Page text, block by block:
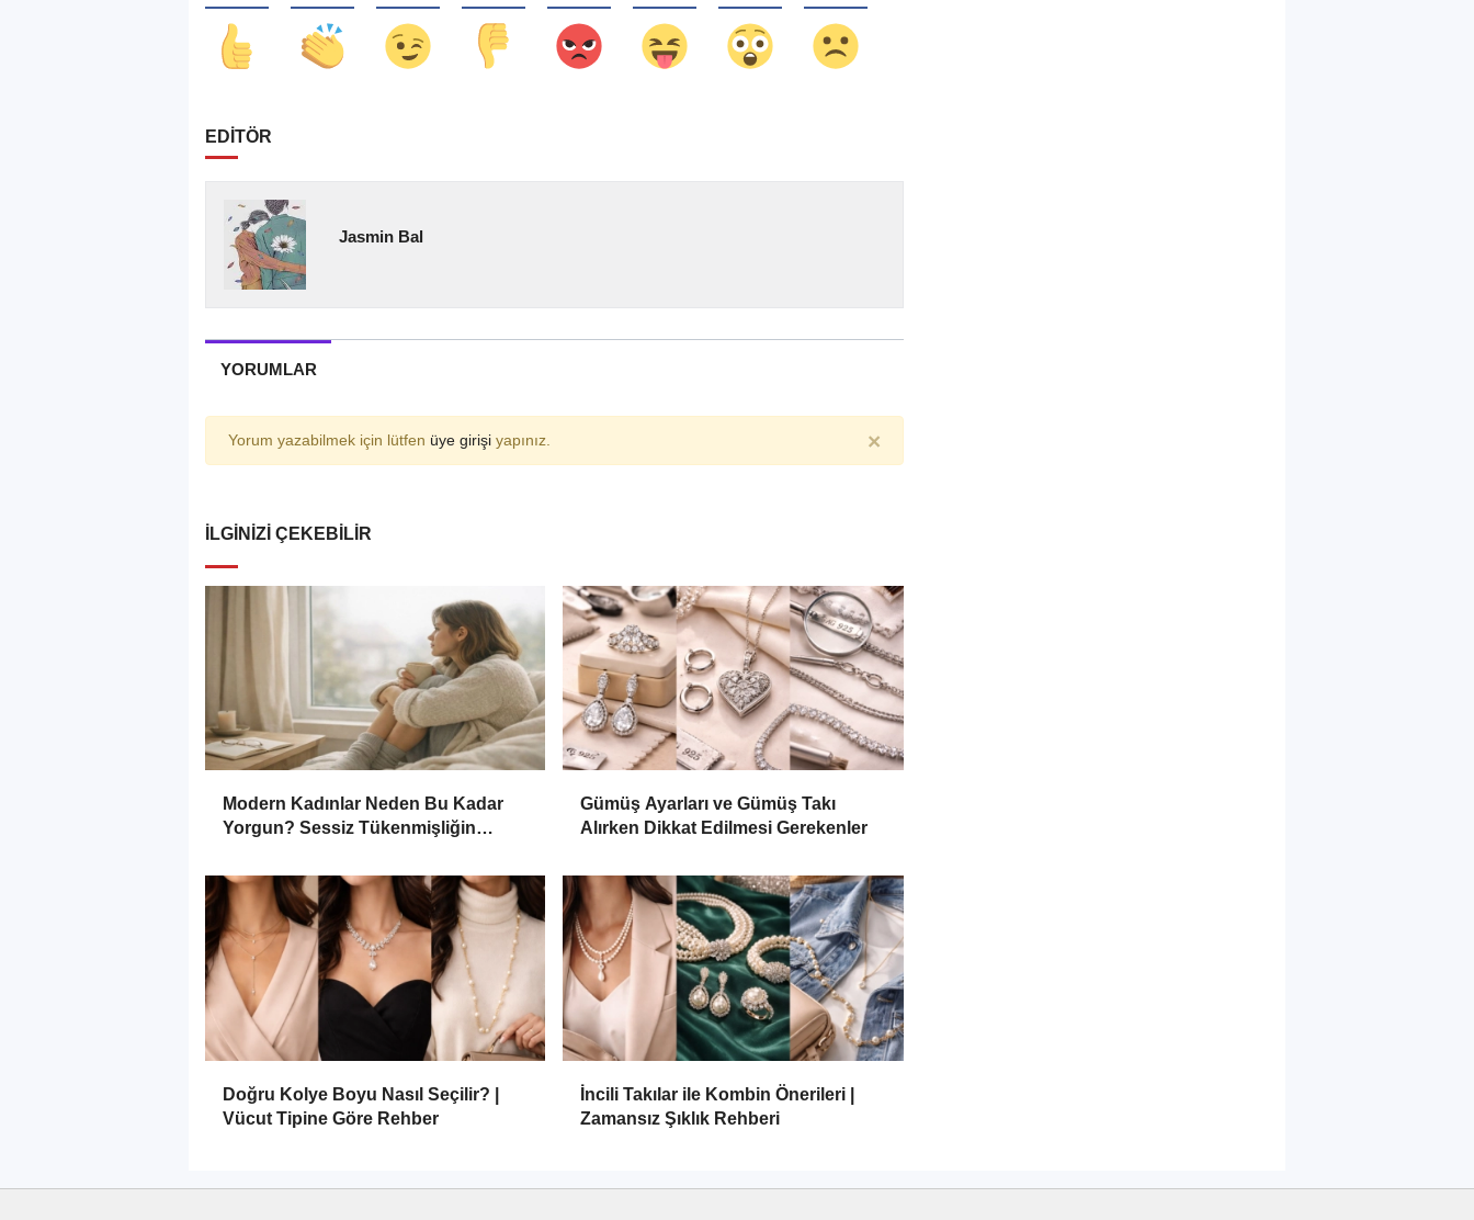
EDİTÖR
Jasmin Bal
YORUMLAR
Yorum yazabilmek için lütfen üye girişi yapınız. ×
İLGINIZI ÇEKEBILIR
Modern Kadınlar Neden Bu Kadar
Yorgun? Sessiz Tükenmişliğin
Gümüş Ayarları ve Gümüş Takı
Alırken Dikkat Edilmesi Gerekenler
Doğru Kolye Boyu Nasıl Seçilir? |
Vücut Tipine Göre Rehber
İncili Takılar ile Kombin Önerileri |
Zamansız Şıklık Rehberi